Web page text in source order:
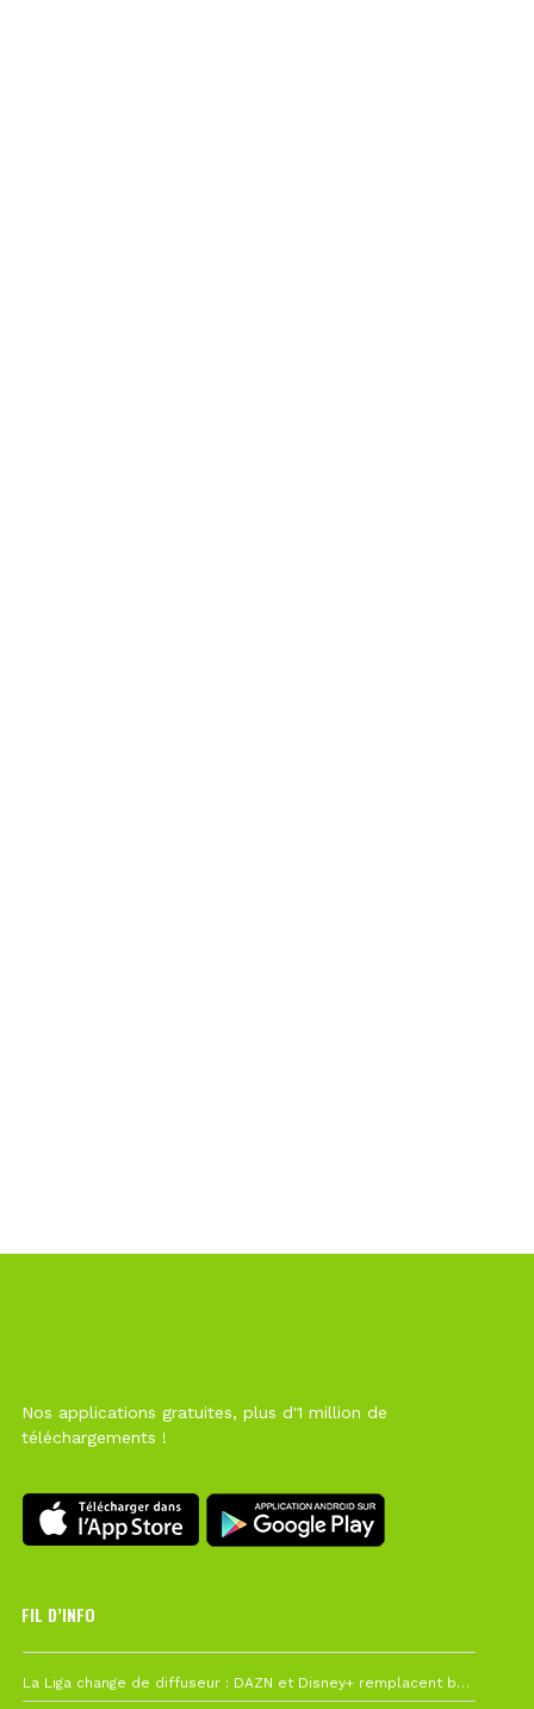
Nos applications gratuites, plus d'1 million de
téléchargements !
FIL D’INFO
La Liga change de diffuseur : DAZN et Disney+ remplacent beIN Sports !